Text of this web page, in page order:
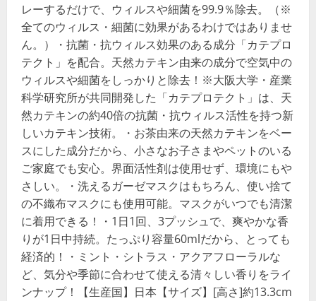
レーするだけで、ウィルスや細菌を99.9％除去。（※
全てのウィルス・細菌に効果があるわけではありませ
ん。）・抗菌・抗ウィルス効果のある成分「カテプロ
テクト」を配合。天然カテキン由来の成分で空気中の
ウィルスや細菌をしっかりと除去！※大阪大学・産業
科学研究所が共同開発した「カテプロテクト」は、天
然カテキンの約40倍の抗菌・抗ウィルス活性を持つ新
しいカテキン技術。・お茶由来の天然カテキンをベー
スにした成分だから、小さなお子さまやペットのいる
ご家庭でも安心。界面活性剤は使用せず、環境にもや
さしい。・洗えるガーゼマスクはもちろん、使い捨て
の不織布マスクにも使用可能。マスクがいつでも清潔
に着用できる！・1日1回、3プッシュで、爽やかな香
りが1日中持続。たっぷり容量60mlだから、とっても
経済的！・ミント・シトラス・アクアフローラルな
ど、気分や季節に合わせて使える清々しい香りをライ
ンナップ！【生産国】日本【サイズ】[高さ]約13.3cm